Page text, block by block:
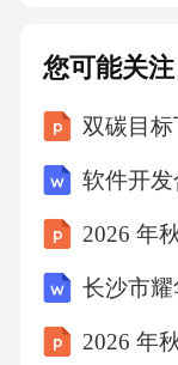
您可能关注
双碳目
软件开